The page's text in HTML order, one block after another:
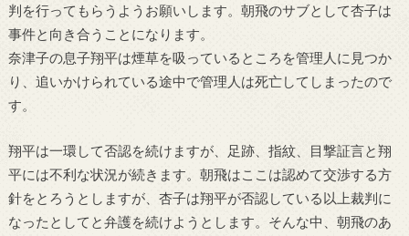
判を行ってもらうようお願いします。朝飛のサブとして杏子は
事件と向き合うことになります。
奈津子の息子翔平は煙草を吸っているところを管理人に見つか
り、追いかけられている途中で管理人は死亡してしまったので
す。
翔平は一環して否認を続けますが、足跡、指紋、目撃証言と翔
平には不利な状況が続きます。朝飛はここは認めて交渉する方
針をとろうとしますが、杏子は翔平が否認している以上裁判に
なったとしてと弁護を続けようとします。そんな中、朝飛のあ